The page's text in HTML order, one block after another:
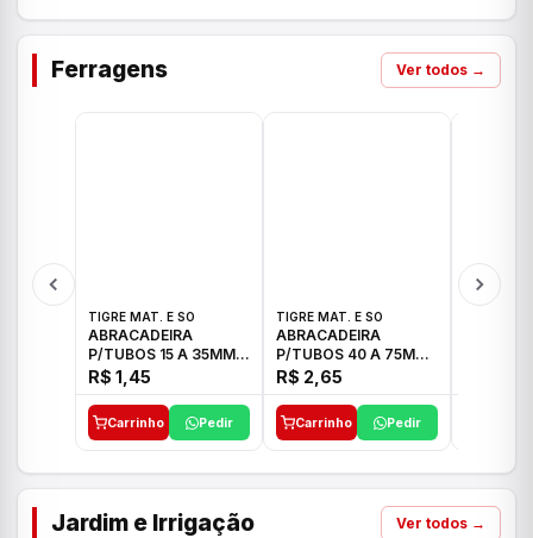
Ferragens Ver todos →
TIGRE MAT. E SO
ABRACADEIRA
P/TUBOS 15 A 35MM
TIGRE
R$ 1,45
Carrinho Pedir
TIGRE MAT. E SO
ABRACADEIRA
P/TUBOS 40 A 75MM
TIGRE
R$ 2,65
Carrinho Pedir
Jardim e Irrigação Ver todos →